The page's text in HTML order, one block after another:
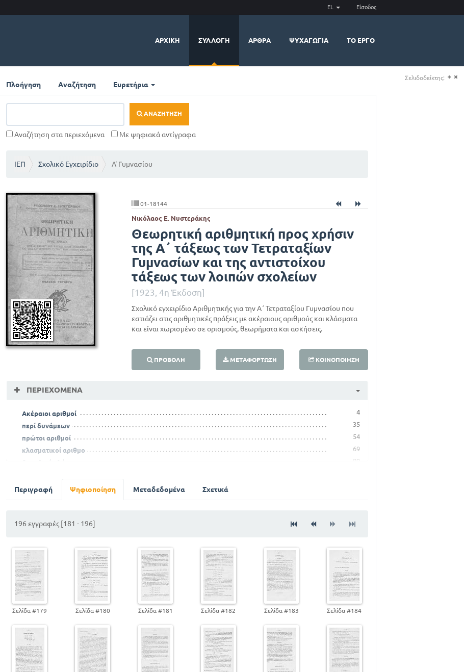
EL Είσοδος
ΑΡΧΙΚΉ ΣΥΛΛΟΓΉ ΆΡΘΡΑ ΨΥΧΑΓΩΓΊΑ ΤΟ ΈΡΓΟ
Πλοήγηση Αναζήτηση Ευρετήρια
ΑΝΑΖΉΤΗΣΗ
Αναζήτηση στα περιεχόμενα Με ψηφιακά αντίγραφα
ΙΕΠ Σχολικό Εγχειρίδιο Α' Γυμνασίου
01-18144
Νικόλαος Ε. Νυστεράκης
Θεωρητική αριθμητική προς χρήσιν
της Α΄ τάξεως των Τετραταξίων
Γυμνασίων και της αντιστοίχου
τάξεως των λοιπών σχολείων
[1923, 4η Έκδοση]
Σχολικό εγχειρίδιο Αριθμητικής για την Α΄ Τετραταξίου Γυμνασίου που
εστιάζει στις αριθμητικές πράξεις με ακέραιους αριθμούς και κλάσματα
και είναι χωρισμένο σε ορισμούς, θεωρήματα και ασκήσεις.
ΠΡΟΒΟΛΉ ΜΕΤΑΦΌΡΤΩΣΗ ΚΟΙΝΟΠΟΊΗΣΗ
ΠΕΡΙΕΧΌΜΕΝΑ
Ακέραιοι αριθμοί
4
περί δυνάμεων
35
πρώτοι αριθμοί
54
κλασματικοί αριθμο
69
δεκαδικά κλάσματα
89
σταθμών και νομισμάτων
Περιγραφή Ψηφιοποίηση Μεταδεδομένα Σχετικά
196 εγγραφές [181 - 196]
Σελίδα #179 Σελίδα #180 Σελίδα #181 Σελίδα #182 Σελίδα #183 Σελίδα #184
Σελιδοδείκτης: